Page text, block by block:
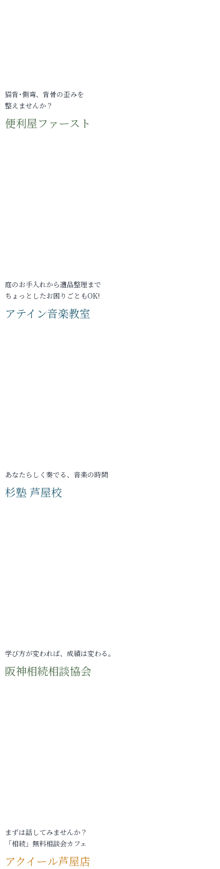
猫背･側弯、背骨の歪みを
整えませんか？
便利屋ファースト
庭のお手入れから遺品整理まで
ちょっとしたお困りごともOK!
アテイン音楽教室
あなたらしく奏でる、音楽の時間
杉塾 芦屋校
学び方が変われば、成績は変わる。
阪神相続相談協会
まずは話してみませんか？
「相続」無料相談会カフェ
アクイール芦屋店